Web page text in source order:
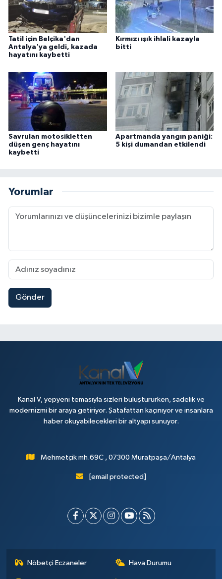
Tatil için Belçika'dan
Antalya'ya geldi, kazada
hayatını kaybetti
Kırmızı ışık ihlali kazayla
bitti
Savrulan motosikletten
düşen genç hayatını
kaybetti
Apartmanda yangın paniği:
5 kişi dumandan etkilendi
Yorumlar
Gönder
Kanal V, yepyeni temasıyla sizleri buluştururken, sadelik ve
modernizmi bir araya getiriyor. Şatafattan kaçınıyor ve insanlara
haber okuyabilecekleri bir altyapı sunuyor.
Mehmetçik mh.69C , 07300 Muratpaşa/Antalya
[email protected]
Nöbetçi Eczaneler Hava Durumu